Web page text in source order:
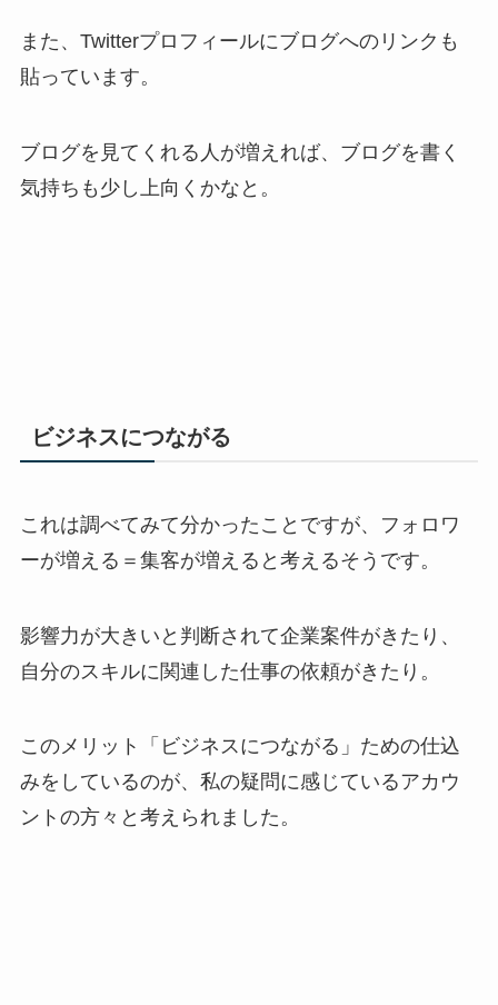
また、Twitterプロフィールにブログへのリンクも
貼っています。
ブログを見てくれる人が増えれば、ブログを書く
気持ちも少し上向くかなと。
ビジネスにつながる
これは調べてみて分かったことですが、フォロワ
ーが増える＝集客が増えると考えるそうです。
影響力が大きいと判断されて企業案件がきたり、
自分のスキルに関連した仕事の依頼がきたり。
このメリット「ビジネスにつながる」ための仕込
みをしているのが、私の疑問に感じているアカウ
ントの方々と考えられました。